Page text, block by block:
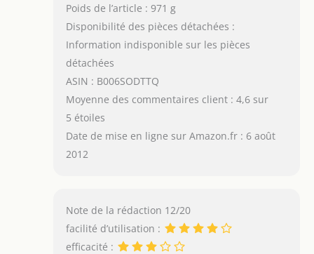
Poids de l’article : 971 g
Disponibilité des pièces détachées :
Information indisponible sur les pièces
détachées
ASIN : B006SODTTQ
Moyenne des commentaires client : 4,6 sur
5 étoiles
Date de mise en ligne sur Amazon.fr : 6 août
2012
Note de la rédaction 12/20
facilité d’utilisation :
efficacité :